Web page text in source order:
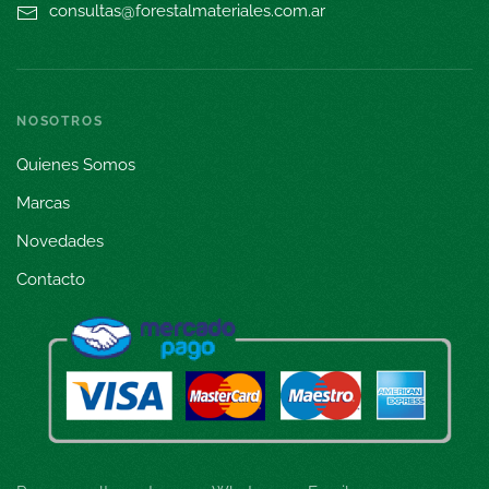
consultas@forestalmateriales.com.ar
NOSOTROS
Quienes Somos
Marcas
Novedades
Contacto